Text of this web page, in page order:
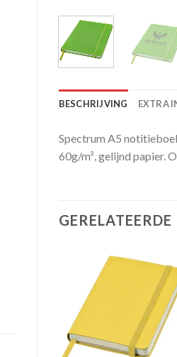
BESCHRIJVING EXTRA
Spectrum A5
60g/m², gelijnd papier.
Toevoegen
aan
wenslijst